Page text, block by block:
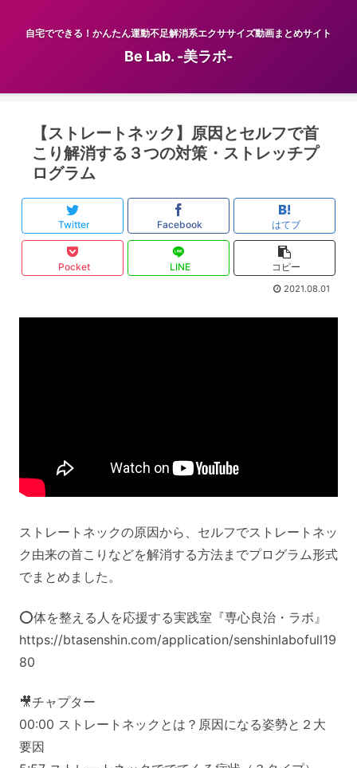
自宅でできる！かんたん運動不足解消系エクササイズ動画まとめサイト
Be Lab. -美ラボ-
【ストレートネック】原因とセルフで首
こり解消する３つの対策・ストレッチプ
ログラム
Twitter Facebook はてブ
Pocket LINE コピー
2021.08.01
ストレートネックの原因から、セルフでストレートネッ
ク由来の首こりなどを解消する方法までプログラム形式
でまとめました。
⭕️体を整える人を応援する実践室『専心良治・ラボ』
https://btasenshin.com/application/senshinlabofull19
80
🎥チャプター
00:00 ストレートネックとは？原因になる姿勢と２大
要因